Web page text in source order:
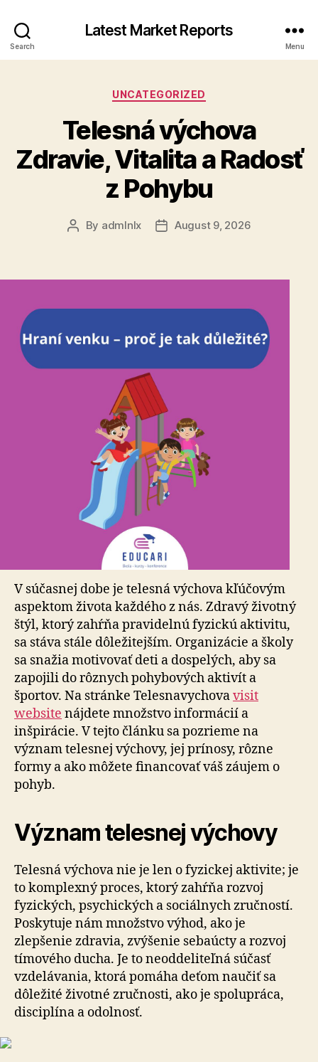
Search
Latest Market Reports
Menu
Categories
UNCATEGORIZED
Telesná výchova
Zdravie, Vitalita a Radosť
z Pohybu
Post
By admlnlx
PostAugust 9, 2026
V súčasnej dobe je telesná výchova kľúčovým
aspektom života každého z nás. Zdravý životný
štýl, ktorý zahŕňa pravidelnú fyzickú aktivitu,
sa stáva stále dôležitejším. Organizácie a školy
sa snažia motivovať deti a dospelých, aby sa
zapojili do rôznych pohybových aktivít a
športov. Na stránke Telesnavychovavisit
website nájdete množstvo informácií a
inšpirácie. V tejto článku sa pozrieme na
význam telesnej výchovy, jej prínosy, rôzne
formy a ako môžete financovať váš záujem o
pohyb.
Význam telesnej výchovy
Telesná výchova nie je len o fyzickej aktivite; je
to komplexný proces, ktorý zahŕňa rozvoj
fyzických, psychických a sociálnych zručností.
Poskytuje nám množstvo výhod, ako je
zlepšenie zdravia, zvýšenie sebaúcty a rozvoj
tímového ducha. Je to neoddeliteľná súčasť
vzdelávania, ktorá pomáha deťom naučiť sa
dôležité životné zručnosti, ako je spolupráca,
disciplína a odolnosť.